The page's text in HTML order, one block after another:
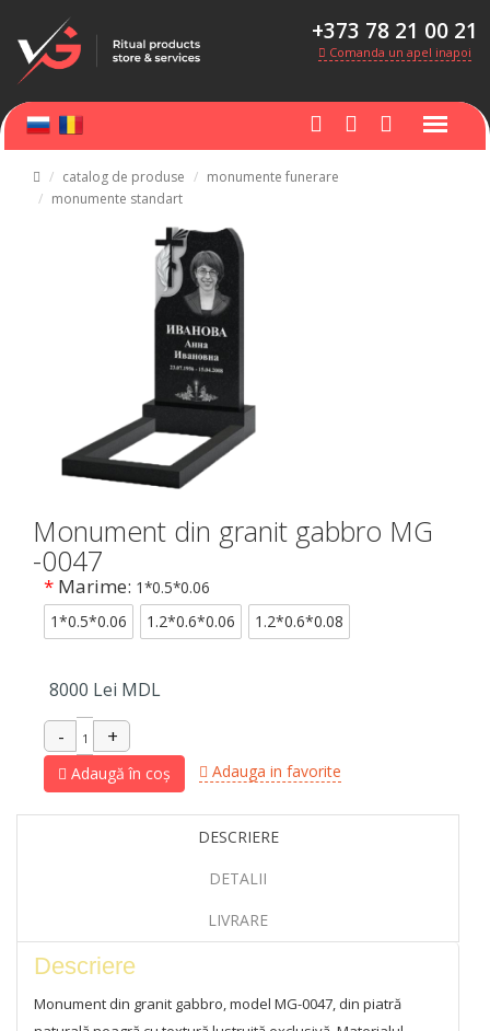
+373 78 21 00 21
Comanda un apel inapoi
catalog de produse
monumente funerare
monumente standart
Monument din granit gabbro MG
-0047
* Marime: 1*0.5*0.06
1*0.5*0.06
1.2*0.6*0.06 1.2*0.6*0.08
8000 Lei MDL
Adaugă în coș Adauga in favorite
DESCRIERE
DETALII
LIVRARE
Descriere
Monument din granit gabbro, model MG-0047, din piatră